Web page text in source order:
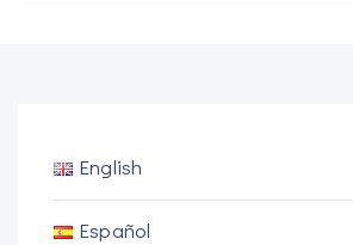
English
Español